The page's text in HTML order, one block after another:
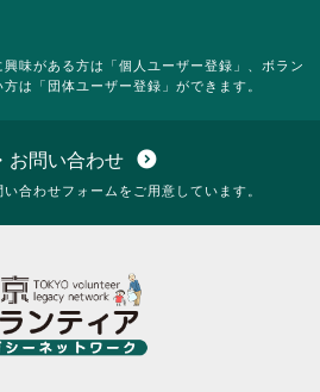
味がある方は「個人ユーザー登録」、ボラン
は「団体ユーザー登録」ができます。
お問い合わせ expand_circle_down
合わせフォームをご用意しています。